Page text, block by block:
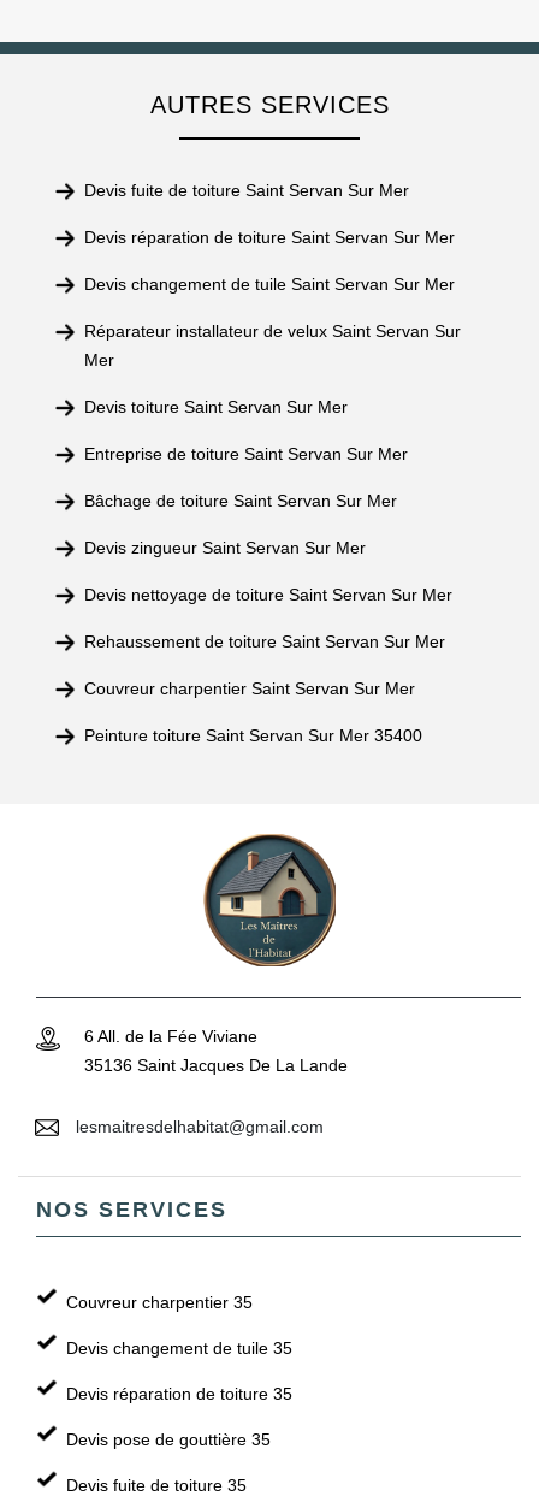
AUTRES SERVICES
Devis fuite de toiture Saint Servan Sur Mer
Devis réparation de toiture Saint Servan Sur Mer
Devis changement de tuile Saint Servan Sur Mer
Réparateur installateur de velux Saint Servan Sur
Mer
Devis toiture Saint Servan Sur Mer
Entreprise de toiture Saint Servan Sur Mer
Bâchage de toiture Saint Servan Sur Mer
Devis zingueur Saint Servan Sur Mer
Devis nettoyage de toiture Saint Servan Sur Mer
Rehaussement de toiture Saint Servan Sur Mer
Couvreur charpentier Saint Servan Sur Mer
Peinture toiture Saint Servan Sur Mer 35400
6 All. de la Fée Viviane
35136 Saint Jacques De La Lande
lesmaitresdelhabitat@gmail.com
NOS SERVICES
Couvreur charpentier 35
Devis changement de tuile 35
Devis réparation de toiture 35
Devis pose de gouttière 35
Devis fuite de toiture 35